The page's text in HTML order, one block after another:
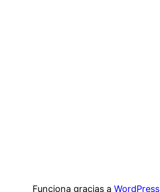
Funciona gracias aWordPress